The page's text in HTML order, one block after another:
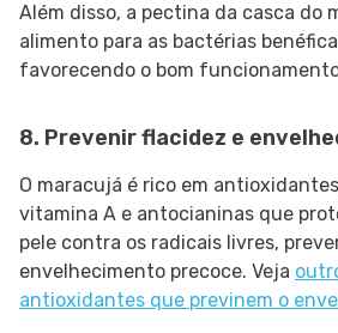
Além disso, a pectina da casca do
alimento para as bactérias
favorecendo o bom
8. Prevenir flacidez e
O maracujá é rico em
vitamina A e antocianinas que
pele contra os radicais livres,
envelhecimento precoce. Veja
antioxidantes que previnem o